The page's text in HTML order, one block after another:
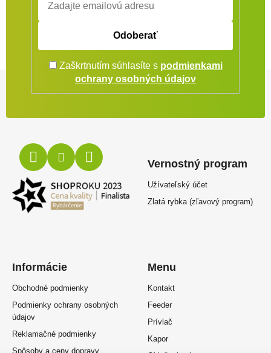
Odoberať
Zaškrtnutím súhlasíte s podmienkami
ochrany osobných údajov
Informácie
Obchodné podmienky
Podmienky ochrany osobných
údajov
Reklamačné podmienky
Spôsoby a ceny dopravy
Vernostný program
Užívateľský účet
Zlatá rybka (zľavový program)
Menu
Kontakt
Feeder
Prívlač
Kapor